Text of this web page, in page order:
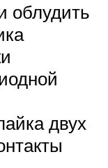
облудить
двух